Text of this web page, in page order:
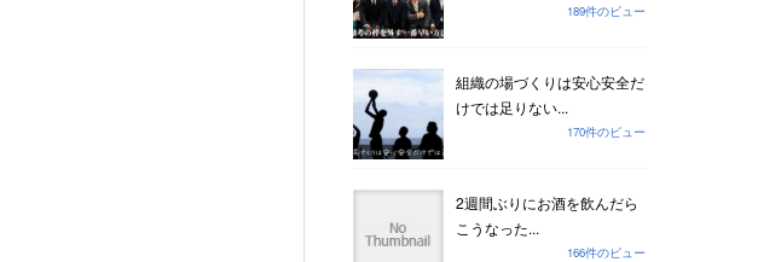
189件のビュー
組織の場づくりは安心安全だ
けでは足りない...
170件のビュー
2週間ぶりにお酒を飲んだら
こうなった...
166件のビュー